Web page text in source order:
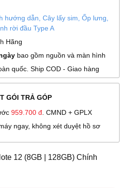
hướng dẫn, Cây lấy sim, Ốp lưng,
rời đầu Type A
Hãng
bao gồm nguồn và màn hình
quốc. Ship COD - Giao hàng
GÓI TRẢ GÓP
959.700 đ . CMND + GPLX
ngay, không xét duyệt hồ sơ
12 (8GB | 128GB) Chính